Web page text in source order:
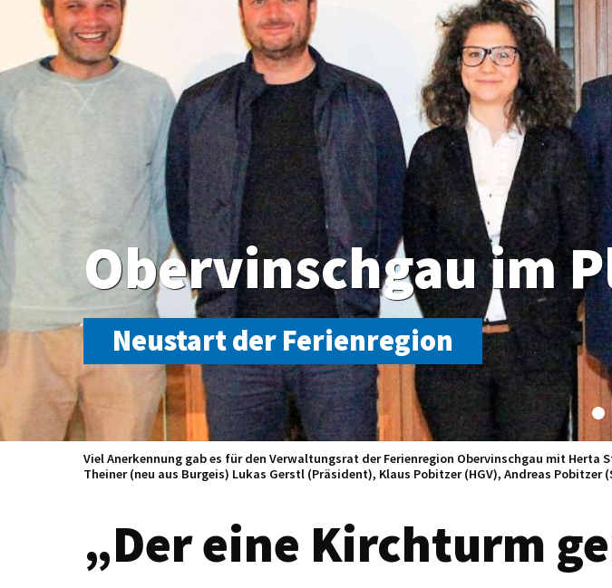
Obervinschgau im
Neustart der Ferienregion
Viel Anerkennung gab es für den Verwaltungsrat der Ferienregion Obervinschgau mit
Theiner (neu aus Burgeis) Lukas Gerstl (Präsident), Klaus Pobitzer (HGV), Andreas
„Der eine Kirchturm